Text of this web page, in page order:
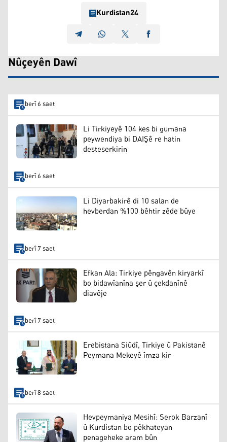
Kurdistan24
Nûçeyên Dawî
berî 6 saet
Li Tirkiyeyê 104 kes bi gumana
peywendiya bi DAIŞê re hatin
desteserkirin
berî 6 saet
Li Diyarbakirê di 10 salan de
hevberdan %100 bêhtir zêde bûye
berî 7 saet
Efkan Ala: Tirkiye pêngavên kiryarkî
bo bidawîanîna şer û çekdanînê
diavêje
berî 7 saet
Erebistana Siûdî, Tirkiye û Pakistanê
Peymana Mekeyê îmza kir
berî 8 saet
Hevpeymaniya Mesihî: Serok Barzanî
û Kurdistan bo pêkhateyan
penageheke aram bûn